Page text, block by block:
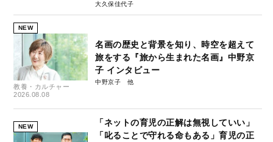
大久保佳代子
NEW
教養・カルチャー
2026.08.08
名画の歴史と背景を知り、時空を超えて
旅をする『旅から生まれた名画』中野京
子 インタビュー
中野京子
NEW
「ネットの育児の正解は無視していい」
「叱ることで守れる命もある」育児の正